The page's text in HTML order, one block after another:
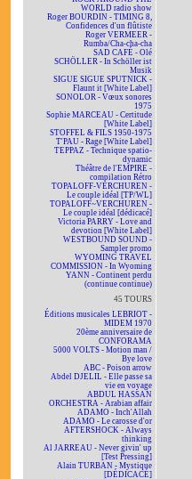
WORLD radio show
Roger BOURDIN - TIMING 8,
Confidences d'un flûtiste
Roger VERMEER -
Rumba/Cha-cha-cha
SAD CAFÉ - Olé
SCHÖLLER - In Schöller ist
Musik
SIGUE SIGUE SPUTNICK -
Flaunt it [White Label]
SONOLOR - Vœux sonores
1975
Sophie MARCEAU - Certitude
[White Label]
STOFFEL & FILS 1950-1975
T'PAU - Rage [White Label]
TEPPAZ - Technique spatio-
dynamic
Théâtre de l'EMPIRE -
compilation Rétro
TOPALOFF-VERCHUREN -
Le couple idéal [TP/WL]
TOPALOFF~VERCHUREN -
Le couple idéal [dédicacé]
Victoria PARRY - Love and
devotion [White Label]
WESTBOUND SOUND -
Sampler promo
WYOMING TRAVEL
COMMISSION - In Wyoming
YANN - Continent perdu
(continue continue)
45 TOURS
Éditions musicales LEBRIOT -
MIDEM 1970
20ème anniversaire de
CONFORAMA
5000 VOLTS - Motion man /
Bye love
ABC - Poison arrow
Abdel DJELIL - Elle passe sa
vie en voyage
ABDUL HASSAN
ORCHESTRA - Arabian affair
ADAMO - Inch'Allah
ADAMO - Le carosse d'or
AFTERSHOCK - Always
thinking
Al JARREAU - Never givin' up
[Test Pressing]
Alain TURBAN - Mystique
[DÉDICACÉ]